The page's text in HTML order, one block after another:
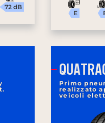
72 dB
E
Primo
realizzato
veicoli